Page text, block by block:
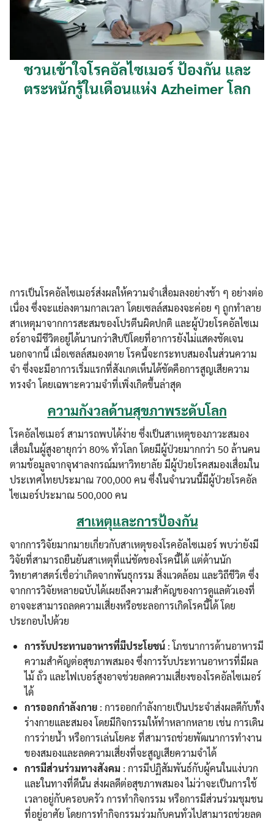
ชวนเข้าใจโรคอัลไซเมอร์ ป้องกัน และ
ตระหนักรู้ในเดือนแห่ง Azheimer โลก
การเป็นโรคอัลไซเมอร์ส่งผลให้ความจำเสื่อมลงอย่างช้า ๆ อย่างต่อ
เนื่อง ซึ่งจะแย่ลงตามกาลเวลา โดยเซลล์สมองจะค่อย ๆ ถูกทำลาย
สาเหตุมาจากการสะสมของโปรตีนผิดปกติ และผู้ป่วยโรคอัลไซเม
อร์อาจมีชีวิตอยู่ได้นานกว่าสิบปีโดยที่อาการยังไม่แสดงชัดเจน
นอกจากนี้ เมื่อเซลล์สมองตาย โรคนี้จะกระทบสมองในส่วนความ
จำ ซึ่งจะมีอาการเริ่มแรกที่สังเกตเห็นได้ชัดคือการสูญเสียความ
ทรงจำ โดยเฉพาะความจำที่เพิ่งเกิดขึ้นล่าสุด
ความกังวลด้านสุขภาพระดับโลก
โรคอัลไซเมอร์ สามารถพบได้ง่าย ซึ่งเป็นสาเหตุของภาวะสมอง
เสื่อมในผู้สูงอายุกว่า 80% ทั่วโลก โดยมีผู้ป่วยมากกว่า 50 ล้านคน
ตามข้อมูลจากจุฬาลงกรณ์มหาวิทยาลัย มีผู้ป่วยโรคสมองเสื่อมใน
ประเทศไทยประมาณ 700,000 คน ซึ่งในจำนวนนี้มีผู้ป่วยโรคอัล
ไซเมอร์ประมาณ 500,000 คน
สาเหตุและการป้องกัน
จากการวิจัยมากมายเกี่ยวกับสาเหตุของโรคอัลไซเมอร์ พบว่ายังมี
วิจัยที่สามารถยืนยันสาเหตุที่แน่ชัดของโรคนี้ได้ แต่ด้านนัก
วิทยาศาสตร์เชื่อว่าเกิดจากพันธุกรรม สิ่งแวดล้อม และวิถีชีวิต ซึ่ง
จากการวิจัยหลายฉบับได้เผยถึงความสำคัญของการดูแลตัวเองที่
อาจจะสามารถลดความเสี่ยงหรือชะลอการเกิดโรคนี้ได้ โดย
ประกอบไปด้วย
การรับประทานอาหารที่มีประโยชน์ : โภชนาการด้านอาหารมี
ความสำคัญต่อสุขภาพสมอง ซึ่งการรับประทานอาหารที่มีผล
ไม้ ถั่ว และไฟเบอร์สูงอาจช่วยลดความเสี่ยงของโรคอัลไซเมอร์
ได้
การออกกำลังกาย : การออกกำลังกายเป็นประจำส่งผลดีกับทั้ง
ร่างกายและสมอง โดยมีกิจกรรมให้ทำหลากหลาย เช่น การเดิน
การว่ายน้ำ หรือการเล่นโยคะ ที่สามารถช่วยพัฒนาการทำงาน
ของสมองและลดความเสี่ยงที่จะสูญเสียความจำได้
การมีส่วนร่วมทางสังคม : การมีปฏิสัมพันธ์กับผู้คนในแง่บวก
และในทางที่ดีนั้น ส่งผลดีต่อสุขภาพสมอง ไม่ว่าจะเป็นการใช้
เวลาอยู่กับครอบครัว การทำกิจกรรม หรือการมีส่วนร่วมชุมชน
ที่อยู่อาศัย โดยการทำกิจกรรมร่วมกับคนทั่วไปสามารถช่วยลด